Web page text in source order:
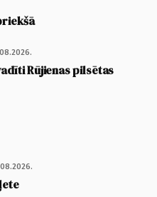
Rūjienas pilsētas